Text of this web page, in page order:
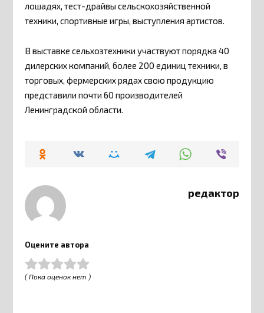
лошадях, тест-драйвы сельскохозяйственной
техники, спортивные игры, выступления артистов.
В выставке сельхозтехники участвуют порядка 40
дилерских компаний, более 200 единиц техники, в
торговых, фермерских рядах свою продукцию
представили почти 60 производителей
Ленинградской области.
редактор
Оцените автора
( Пока оценок нет )